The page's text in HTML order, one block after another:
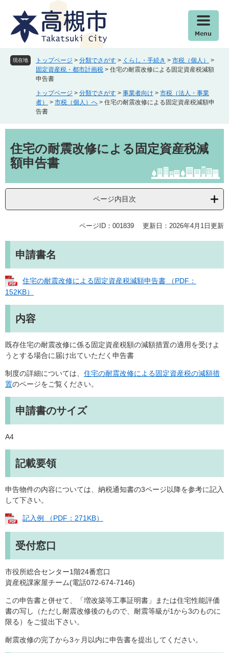
現在地 トップページ > 分類でさがす > くらし・手続き > 市税（個人）
>
固定資産税・都市計画税 > 住宅の耐震改修による固定資産税減額
申告書
トップページ > 分類でさがす > 事業者向け > 市税（法人・事業
者）
> 市税（個人）へ > 住宅の耐震改修による固定資産税減額申
告書
文住宅の耐震改修による固定資産税減
額申告書
ページ内目次
ページID：001839 更新日：2026年4月1日更新
申請書名
住宅の耐震改修による固定資産税減額申告書 （PDF：
152KB）
内容
既存住宅の耐震改修に係る固定資産税額の減額措置の適用を受けよ
うとする場合に届け出ていただく申告書
制度の詳細については、 住宅の耐震改修による固定資産税の減額措
置のページをご覧ください。
申請書のサイズ
A4
記載要領
申告物件の内容については、納税通知書の3ページ以降を参考に記入
して下さい。
記入例 （PDF：271KB）
受付窓口
市役所総合センター1階24番窓口
資産税課家屋チーム(電話072-674-7146)
この申告書と併せて、「増改築等工事証明書」または住宅性能評価
書の写し（ただし耐震改修後のもので、耐震等級が1から3のものに
限る）をご提出下さい。
耐震改修の完了から3ヶ月以内に申告書を提出してください。